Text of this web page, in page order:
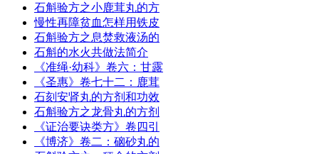
石斛验方之小鹿茸丸的方
慢性再障贫血怎样用铁皮
石斛验方之息焚救液汤的
石斛的水火共做法简介
《准绳·幼科》卷六：甘露
《圣惠》卷七十二：鹿茸
石刻安肾丸的方剂和功效
石斛验方之龙骨丸的方剂
《证治要诀类方》卷四引
《博济》卷二：硇砂丸的